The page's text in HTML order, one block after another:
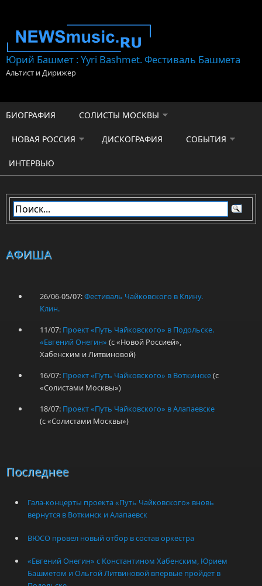
Юрий Башмет : Yyri Bashmet. Фестиваль Башмета
Альтист и Дирижер
БИОГРАФИЯ СОЛИСТЫ МОСКВЫ
НОВАЯ РОССИЯ ДИСКОГРАФИЯ СОБЫТИЯ
ИНТЕРВЬЮ
АФИША
26/06-05/07:Фестиваль Чайковского в Клину.
Клин.
11/07: Проект «Путь Чайковского» в Подольске.
«Евгений Онегин» (с «Новой Россией»,
Хабенским и Литвиновой)
16/07: Проект «Путь Чайковского» в Воткинске(с
«Солистами Москвы»)
18/07: Проект «Путь Чайковского» в Алапаевске
(с «Солистами Москвы»)
Последнее
Гала-концерты проекта «Путь Чайковского» вновь
вернутся в Воткинск и Алапаевск
ВЮСО провел новый отбор в состав оркестра
«Евгений Онегин» с Константином Хабенским, Юрием
Башметом и Ольгой Литвиновой впервые пройдет в